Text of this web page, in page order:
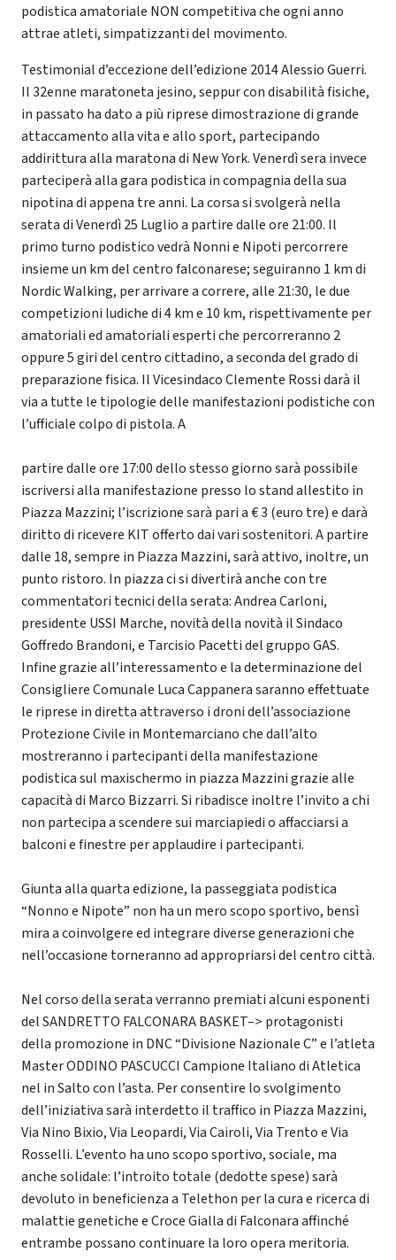
podistica amatoriale NON competitiva che ogni anno
attrae atleti, simpatizzanti del movimento.
Testimonial d’eccezione dell’edizione 2014 Alessio Guerri.
Il 32enne maratoneta jesino, seppur con disabilità fisiche,
in passato ha dato a più riprese dimostrazione di grande
attaccamento alla vita e allo sport, partecipando
addirittura alla maratona di New York. Venerdì sera invece
parteciperà alla gara podistica in compagnia della sua
nipotina di appena tre anni. La corsa si svolgerà nella
serata di Venerdì 25 Luglio a partire dalle ore 21:00. Il
primo turno podistico vedrà Nonni e Nipoti percorrere
insieme un km del centro falconarese; seguiranno 1 km di
Nordic Walking, per arrivare a correre, alle 21:30, le due
competizioni ludiche di 4 km e 10 km, rispettivamente per
amatoriali ed amatoriali esperti che percorreranno 2
oppure 5 giri del centro cittadino, a seconda del grado di
preparazione fisica. Il Vicesindaco Clemente Rossi darà il
via a tutte le tipologie delle manifestazioni podistiche con
l’ufficiale colpo di pistola. A
partire dalle ore 17:00 dello stesso giorno sarà possibile
iscriversi alla manifestazione presso lo stand allestito in
Piazza Mazzini; l’iscrizione sarà pari a € 3 (euro tre) e darà
diritto di ricevere KIT offerto dai vari sostenitori. A partire
dalle 18, sempre in Piazza Mazzini, sarà attivo, inoltre, un
punto ristoro. In piazza ci si divertirà anche con tre
commentatori tecnici della serata: Andrea Carloni,
presidente USSI Marche, novità della novità il Sindaco
Goffredo Brandoni, e Tarcisio Pacetti del gruppo GAS.
Infine grazie all’interessamento e la determinazione del
Consigliere Comunale Luca Cappanera saranno effettuate
le riprese in diretta attraverso i droni dell’associazione
Protezione Civile in Montemarciano che dall’alto
mostreranno i partecipanti della manifestazione
podistica sul maxischermo in piazza Mazzini grazie alle
capacità di Marco Bizzarri. Si ribadisce inoltre l’invito a chi
non partecipa a scendere sui marciapiedi o affacciarsi a
balconi e finestre per applaudire i partecipanti.
Giunta alla quarta edizione, la passeggiata podistica
“Nonno e Nipote” non ha un mero scopo sportivo, bensì
mira a coinvolgere ed integrare diverse generazioni che
nell’occasione torneranno ad appropriarsi del centro città.
Nel corso della serata verranno premiati alcuni esponenti
del SANDRETTO FALCONARA BASKET–> protagonisti
della promozione in DNC “Divisione Nazionale C” e l’atleta
Master ODDINO PASCUCCI Campione Italiano di Atletica
nel in Salto con l’asta. Per consentire lo svolgimento
dell’iniziativa sarà interdetto il traffico in Piazza Mazzini,
Via Nino Bixio, Via Leopardi, Via Cairoli, Via Trento e Via
Rosselli. L’evento ha uno scopo sportivo, sociale, ma
anche solidale: l’introito totale (dedotte spese) sarà
devoluto in beneficienza a Telethon per la cura e ricerca di
malattie genetiche e Croce Gialla di Falconara affinché
entrambe possano continuare la loro opera meritoria.